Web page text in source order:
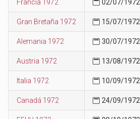
Francia 1972 02/07/1972
Gran Bretaña 1972 15/07/1972
Alemania 1972 30/07/1972
Austria 1972 13/08/1972
Italia 1972 10/09/1972
Canadá 1972 24/09/1972